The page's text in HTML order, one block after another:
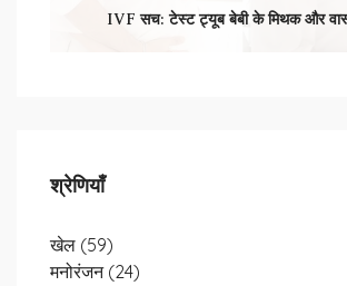
IVF सच: टेस्ट ट्यूब बेबी के मिथक और
श्रेणियाँ
खेल (59)
मनोरंजन (24)